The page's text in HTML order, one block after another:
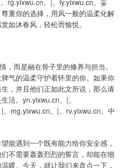
rg.yixwu.cn。|。ly.yixwu.cn。妥
重你的选择，用风一般的温柔化解
如沐春风，轻松而愉悦。
，而是融在骨子里的修养与担当。
气的温柔守护着怀里的你。如果你
，并且他们正如此文所说，那么请
活。yn.yixwu.cn。|。
mg.yixwu.cn。|。rv.yixwu.cn。中
能遇到一个既有能力给你安全感，
不需要轰轰烈烈的誓言，却能在细
暖。今天，就让我们来盘点一下，